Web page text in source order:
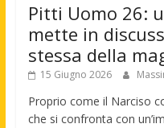
Pitti Uomo 26:
mette in
stessa della
15 Giugno 2026
Proprio come il Narciso
che si confronta con